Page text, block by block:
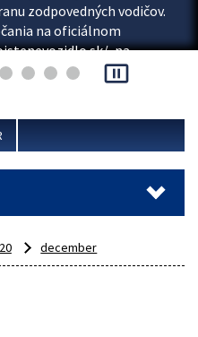
zodpovedných vodičov.
na oficiálnom
, na
možnosť overiť si...
pause_presentation
december